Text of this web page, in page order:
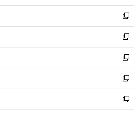
開
く
ウ
で
開
く
ン
ド
ウ
で
開
く
ウ
ィ
ン
ド
ウ
で
開
く
新
し
い
ウ
ィ
ン
ド
ウ
で
開
新
し
い
ウ
ィ
ン
ド
ウ
新
し
い
ウ
ィ
ン
新
し
い
ウ
新
し